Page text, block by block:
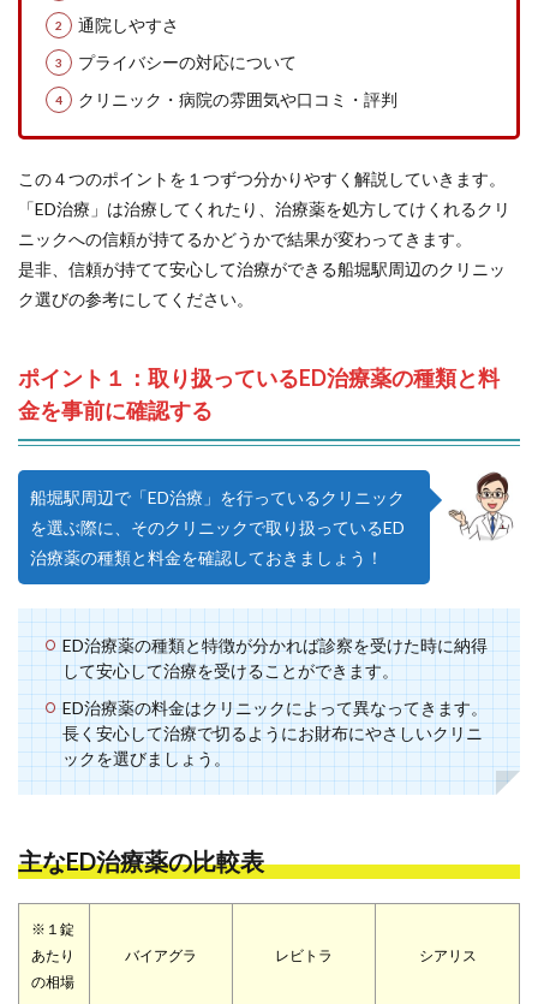
通院しやすさ
プライバシーの対応について
クリニック・病院の雰囲気や口コミ・評判
この４つのポイントを１つずつ分かりやすく解説していきます。
「ED治療」は治療してくれたり、治療薬を処方してけくれるクリ
ニックへの信頼が持てるかどうかで結果が変わってきます。
是非、信頼が持てて安心して治療ができる船堀駅周辺のクリニッ
ク選びの参考にしてください。
ポイント１：取り扱っているED治療薬の種類と料
金を事前に確認する
船堀駅周辺で「ED治療」を行っているクリニック
を選ぶ際に、そのクリニックで取り扱っているED
治療薬の種類と料金を確認しておきましょう！
ED治療薬の種類と特徴が分かれば診察を受けた時に納得
して安心して治療を受けることができます。
ED治療薬の料金はクリニックによって異なってきます。
長く安心して治療で切るようにお財布にやさしいクリニ
ックを選びましょう。
主なED治療薬の比較表
※１錠
あたり
の相場
バイアグラ レビトラ シアリス